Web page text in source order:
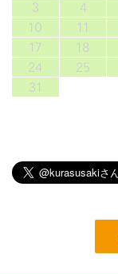
3
4
10
11
17
18
24
25
31